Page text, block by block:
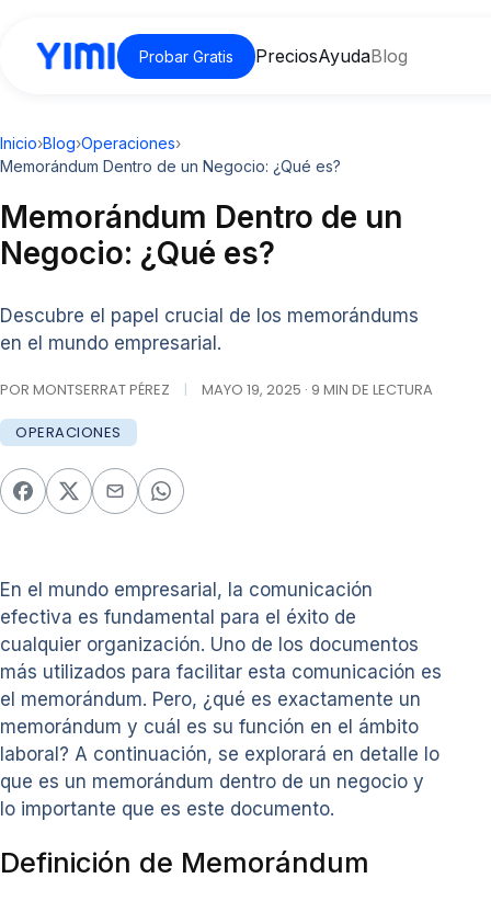
Probar Gratis PreciosAyudaBlog
Inicio›Blog›Operaciones›
Memorándum Dentro de un Negocio: ¿Qué es?
Memorándum Dentro de un
Negocio: ¿Qué es?
Descubre el papel crucial de los memorándums
en el mundo empresarial.
POR MONTSERRAT PÉREZ | MAYO 19, 2025 · 9 MIN DE LECTURA
OPERACIONES
En el mundo empresarial, la comunicación
efectiva es fundamental para el éxito de
cualquier organización. Uno de los documentos
más utilizados para facilitar esta comunicación es
el memorándum. Pero, ¿qué es exactamente un
memorándum y cuál es su función en el ámbito
laboral? A continuación, se explorará en detalle lo
que es un memorándum dentro de un negocio y
lo importante que es este documento.
Definición de Memorándum